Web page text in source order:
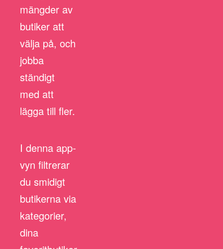
mängder av
butiker att
välja på, och
jobba
ständigt
med att
lägga till fler.
I denna app-
vyn filtrerar
du smidigt
butikerna via
kategorier,
dina